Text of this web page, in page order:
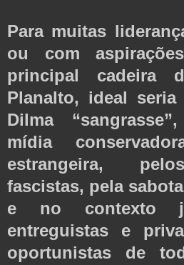
Para muitas
ou com
principal cadeira
Planalto, ideal
Dilma
mídia
estrangeira,
fascistas, pela
e no contexto
entreguistas e
oportunistas de